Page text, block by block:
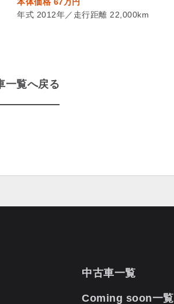
年式 2012年／走行距離 22,000km
一覧へ戻る
中古車一覧
Coming soon一覧